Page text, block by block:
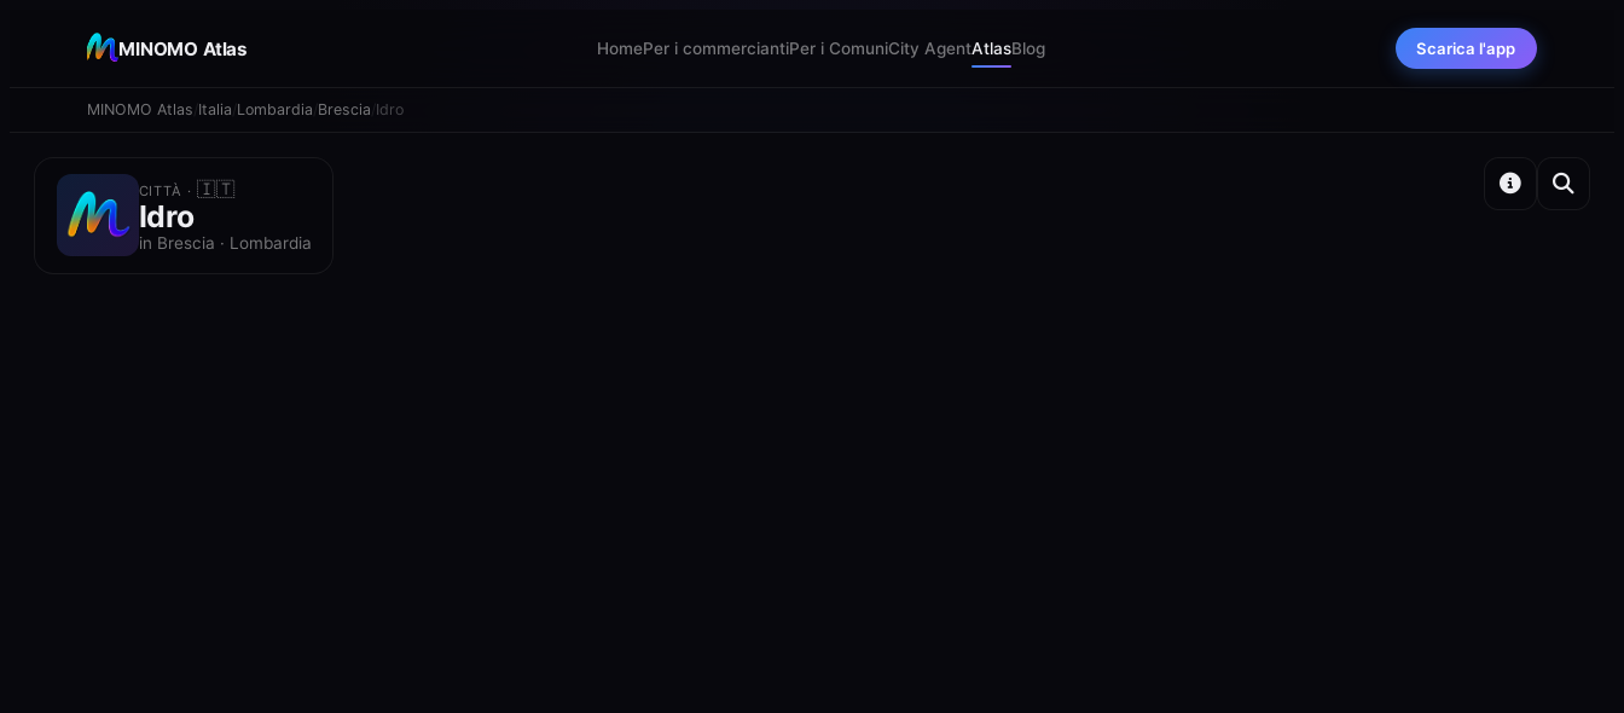
MINOMO Atlas HomePer i commerciantiPer i ComuniCity AgentAtlasBlog Scarica l'app
MINOMO Atlas Italia Lombardia Brescia Idro
CITTÀ · 🇮🇹
Idro
in Brescia · Lombardia